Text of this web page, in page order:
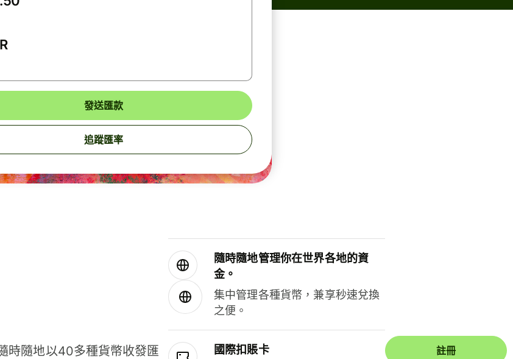
發送匯款
追蹤匯率
時隨地以40多種貨幣收發匯
隨時隨地管理你在世界各地的資
金。
集中管理各種貨幣，兼享秒速兌換
之便。
國際扣賬卡
註冊